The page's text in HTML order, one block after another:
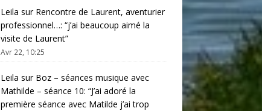
Leila sur Rencontre de Laurent, aventurier
professionnel…: “j’ai beaucoup aimé la
visite de Laurent”
Avr 22, 10:25
Leila sur Boz – séances musique avec
Mathilde – séance 10: “J’ai adoré la
première séance avec Matilde j’ai trop